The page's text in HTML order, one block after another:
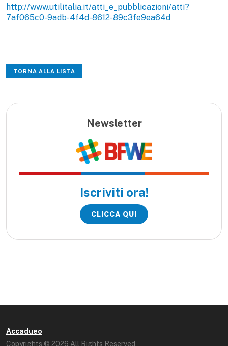
http://www.utilitalia.it/atti_e_pubblicazioni/atti?
7af065c0-9adb-4f4d-8612-89c3fe9ea64d
TORNA ALLA LISTA
Newsletter
Iscriviti ora!
CLICCA QUI
Accadueo
Copyrights © 2026 All Rights Reserved